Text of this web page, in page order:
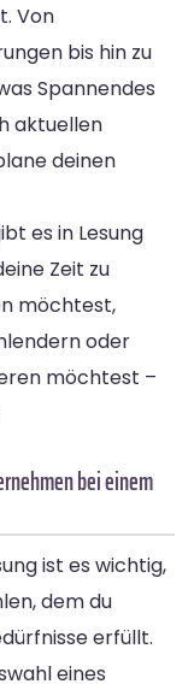
Von
bis hin zu
Spannendes
aktuellen
deinen
es in Lesung
Zeit zu
möchtest,
oder
möchtest –
bei einem
ist es wichtig,
dem du
erfüllt.
eines